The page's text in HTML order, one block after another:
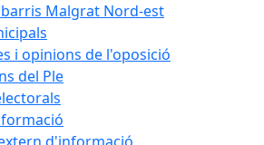
barris Malgrat Nord-est
i opinions de l'oposició
del Ple